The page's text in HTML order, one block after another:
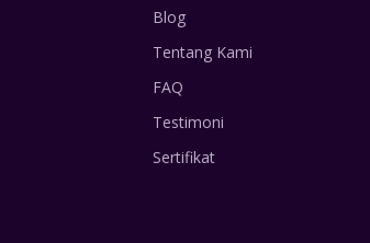
Blog
Tentang Kami
FAQ
Testimoni
Sertifikat